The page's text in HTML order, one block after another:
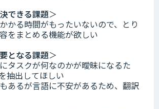
できる課題＞
かる時間がもったいないので、とり
をまとめる機能が欲しい
となる課題＞
タスクが何なのかが曖昧になるた
抽出してほしい
あるが言語に不安があるため、翻訳